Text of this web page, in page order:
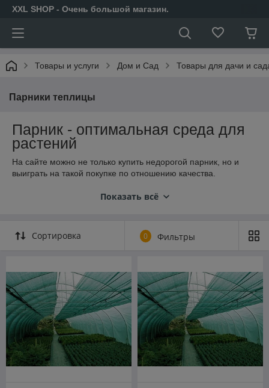
XXL SHOP - Очень большой магазин.
Товары и услуги Дом и Сад Товары для дачи и
Парники теплицы
Парник - оптимальная среда для
растений
На сайте можно не только купить недорогой парник, но и
выиграть на такой покупке по отношению качества.
Полной экологичностью;
Защитными свойствами от губительного воздействия
Высокими показателями звукоизоляции.
Показать всё
Сортировка 0 Фильтры